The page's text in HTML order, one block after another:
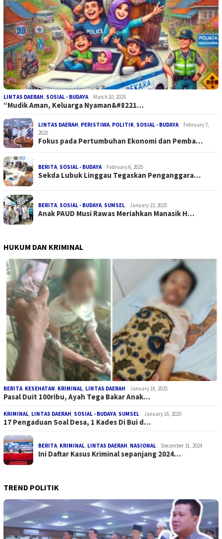
LINTAS DAERAH, SOSIAL - BUDAYA March 10, 2025
“Mudik Aman, Keluarga Nyaman&#8221…
LINTAS DAERAH, PERISTIWA, POLITIK, SOSIAL - BUDAYA
February 7,
2025
Fokus pada Pertumbuhan Ekonomi dan Pemba…
BERITA, SOSIAL - BUDAYA February 6, 2025
Sekda Lubuk Linggau Tegaskan Penganggara…
BERITA, SOSIAL - BUDAYA, SUMSEL January 23, 2025
Anak PAUD Musi Rawas Meriahkan Manasik H…
HUKUM DAN KRIMINAL
BERITA, KESEHATAN, KRIMINAL, LINTAS DAERAH January 18, 2025
Pasal Duit 100ribu, Ayah Tega Bakar Anak…
KRIMINAL, LINTAS DAERAH, SOSIAL - BUDAYA, SUMSEL January 16, 2025
17 Pengaduan Soal Desa, 1 Kades Di Bui d…
BERITA, KRIMINAL, LINTAS DAERAH, NASIONAL December 31, 2024
Ini Daftar Kasus Kriminal sepanjang 2024…
TREND POLITIK